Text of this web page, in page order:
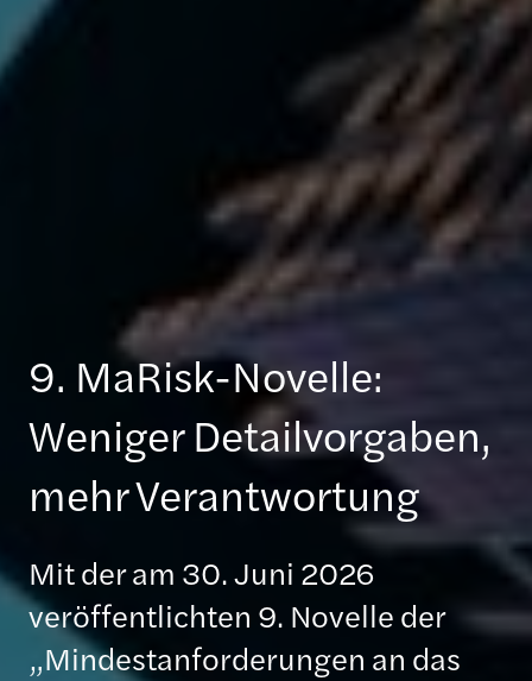
9. MaRisk-Novelle:
Weniger Detailvorgaben,
mehr Verantwortung
Mit der am 30. Juni 2026
veröffentlichten 9. Novelle der
„Mindestanforderungen an das